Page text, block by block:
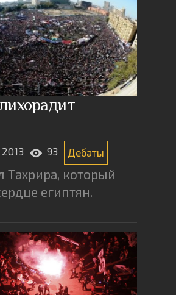
93 Дебаты
Тахрира, который
египтян.